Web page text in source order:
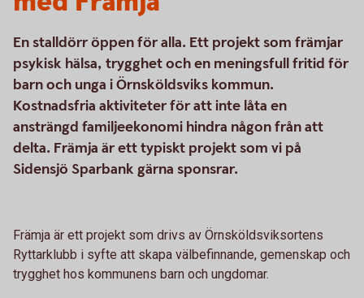
En stalldörr öppen för alla. Ett projekt som främjar
psykisk hälsa, trygghet och en meningsfull fritid för
barn och unga i Örnsköldsviks kommun.
Kostnadsfria aktiviteter för att inte låta en
ansträngd familjeekonomi hindra någon från att
delta. Främja är ett typiskt projekt som vi på
Sidensjö Sparbank gärna sponsrar.
Främja är ett projekt som drivs av Örnsköldsviksortens
Ryttarklubb i syfte att skapa välbefinnande, gemenskap och
trygghet hos kommunens barn och ungdomar.